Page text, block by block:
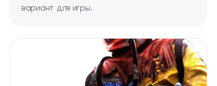
вариант для игры.